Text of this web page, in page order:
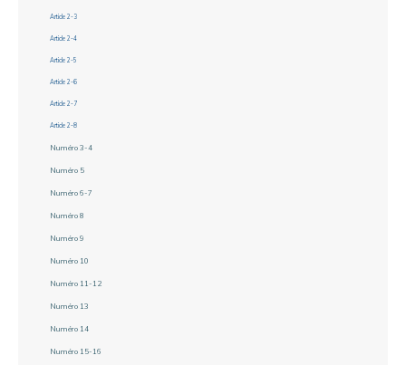
Article 2-3
Article 2-4
Article 2-5
Article 2-6
Article 2-7
Article 2-8
Numéro 3-4
Numéro 5
Numéro 6-7
Numéro 8
Numéro 9
Numéro 10
Numéro 11-12
Numéro 13
Numéro 14
Numéro 15-16